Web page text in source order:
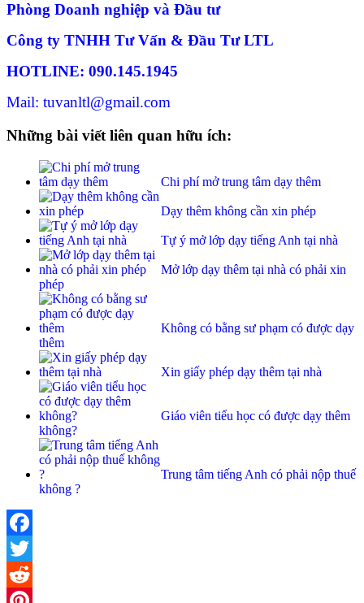
Phòng Doanh nghiệp và Đầu tư
Công ty TNHH Tư Vấn & Đầu Tư LTL
HOTLINE: 090.145.1945
Mail: tuvanltl@gmail.com
Những bài viết liên quan hữu ích:
Chi phí mở trung tâm dạy thêm
Dạy thêm không cần xin phép
Tự ý mở lớp dạy tiếng Anh tại nhà
Mở lớp dạy thêm tại nhà có phải xin
phép
Không có bằng sư phạm có được dạy
thêm
Xin giấy phép dạy thêm tại nhà
Giáo viên tiểu học có được dạy thêm
không?
Trung tâm tiếng Anh có phải nộp thuế
không ?
Facebook
Twitter
Reddit